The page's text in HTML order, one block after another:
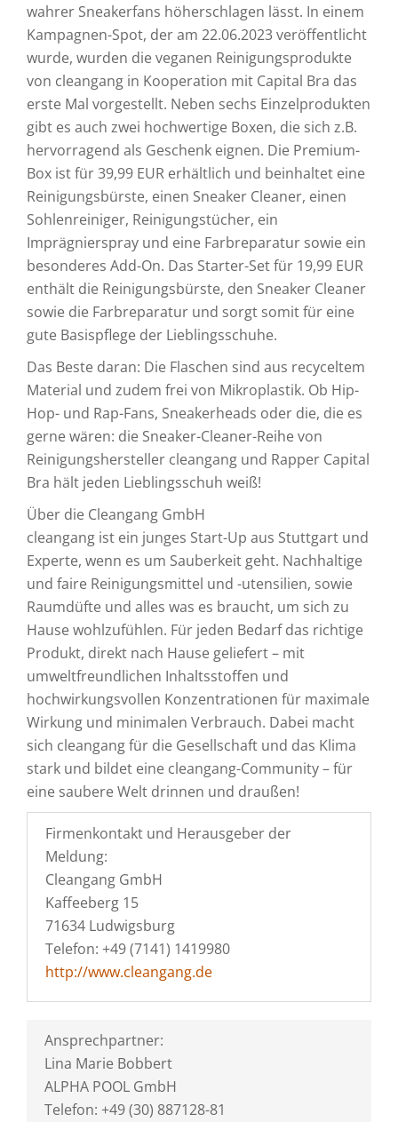
wahrer Sneakerfans höherschlagen lässt. In einem
Kampagnen-Spot, der am 22.06.2023 veröffentlicht
wurde, wurden die veganen Reinigungsprodukte
von cleangang in Kooperation mit Capital Bra das
erste Mal vorgestellt. Neben sechs Einzelprodukten
gibt es auch zwei hochwertige Boxen, die sich z.B.
hervorragend als Geschenk eignen. Die Premium-
Box ist für 39,99 EUR erhältlich und beinhaltet eine
Reinigungsbürste, einen Sneaker Cleaner, einen
Sohlenreiniger, Reinigungstücher, ein
Imprägnierspray und eine Farbreparatur sowie ein
besonderes Add-On. Das Starter-Set für 19,99 EUR
enthält die Reinigungsbürste, den Sneaker Cleaner
sowie die Farbreparatur und sorgt somit für eine
gute Basispflege der Lieblingsschuhe.
Das Beste daran: Die Flaschen sind aus recyceltem
Material und zudem frei von Mikroplastik. Ob Hip-
Hop- und Rap-Fans, Sneakerheads oder die, die es
gerne wären: die Sneaker-Cleaner-Reihe von
Reinigungshersteller cleangang und Rapper Capital
Bra hält jeden Lieblingsschuh weiß!
Über die Cleangang GmbH
cleangang ist ein junges Start-Up aus Stuttgart und
Experte, wenn es um Sauberkeit geht. Nachhaltige
und faire Reinigungsmittel und -utensilien, sowie
Raumdüfte und alles was es braucht, um sich zu
Hause wohlzufühlen. Für jeden Bedarf das richtige
Produkt, direkt nach Hause geliefert – mit
umweltfreundlichen Inhaltsstoffen und
hochwirkungsvollen Konzentrationen für maximale
Wirkung und minimalen Verbrauch. Dabei macht
sich cleangang für die Gesellschaft und das Klima
stark und bildet eine cleangang-Community – für
eine saubere Welt drinnen und draußen!
Firmenkontakt und Herausgeber der
Meldung:
Cleangang GmbH
Kaffeeberg 15
71634 Ludwigsburg
Telefon: +49 (7141) 1419980
http://www.cleangang.de
Ansprechpartner:
Lina Marie Bobbert
ALPHA POOL GmbH
Telefon: +49 (30) 887128-81